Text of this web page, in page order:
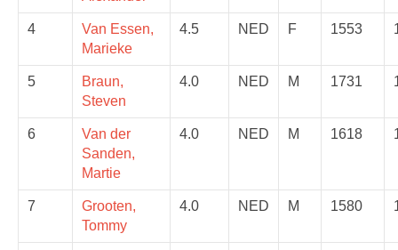
4
Van Essen,
Marieke
4.5 NED F 1553
5
Braun,
Steven
4.0 NED M 1731
6
Van der
Sanden,
Martie
4.0 NED M 1618
7
Grooten,
Tommy
4.0 NED M 1580